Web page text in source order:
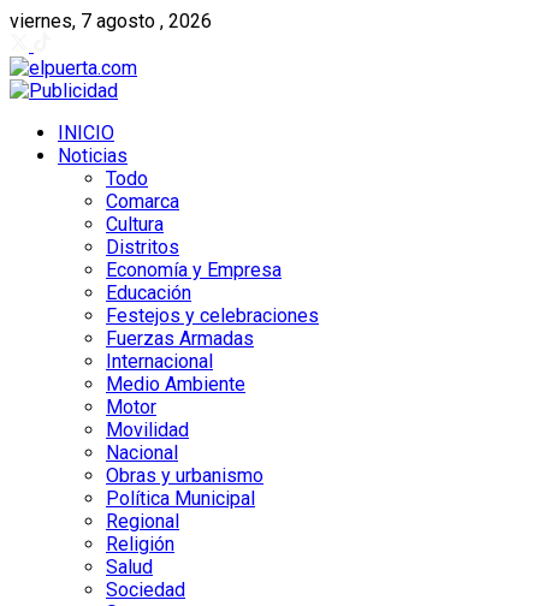
viernes, 7 agosto , 2026
INICIO
Noticias
Todo
Comarca
Cultura
Distritos
Economía y Empresa
Educación
Festejos y celebraciones
Fuerzas Armadas
Internacional
Medio Ambiente
Motor
Movilidad
Nacional
Obras y urbanismo
Política Municipal
Regional
Religión
Salud
Sociedad